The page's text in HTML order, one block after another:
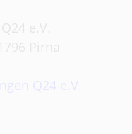
e.V.
Pirna
Q24 e.V.